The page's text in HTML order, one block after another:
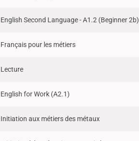
English Second Language - A1.2 (Beginner 2b)
Français pour les métiers
Lecture
English for Work (A2.1)
Initiation aux métiers des métaux